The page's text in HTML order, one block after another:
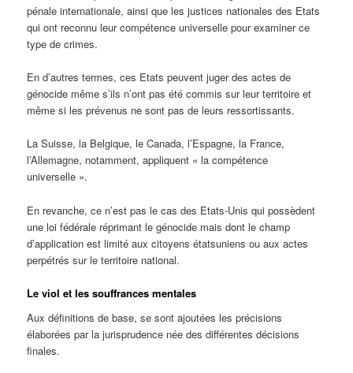
pénale internationale, ainsi que les justices nationales des Etats
qui ont reconnu leur compétence universelle pour examiner ce
type de crimes.
En d’autres termes, ces Etats peuvent juger des actes de
génocide même s’ils n’ont pas été commis sur leur territoire et
même si les prévenus ne sont pas de leurs ressortissants.
La Suisse, la Belgique, le Canada, l’Espagne, la France,
l’Allemagne, notamment, appliquent « la compétence
universelle ».
En revanche, ce n’est pas le cas des Etats-Unis qui possèdent
une loi fédérale réprimant le génocide mais dont le champ
d’application est limité aux citoyens étatsuniens ou aux actes
perpétrés sur le territoire national.
Le viol et les souffrances mentales
Aux définitions de base, se sont ajoutées les précisions
élaborées par la jurisprudence née des différentes décisions
finales.